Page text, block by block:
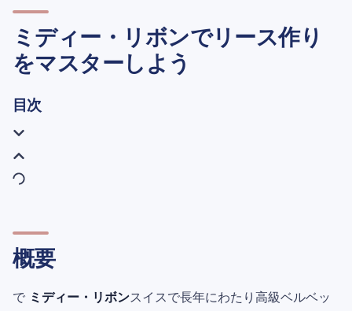
ミディー・リボンでリース作り
をマスターしよう
目次
概要
で ミディー・リボンスイスで長年にわたり高級ベルベッ